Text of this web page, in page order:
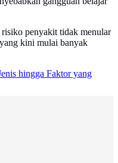
penyakit tidak menular
kini mulai banyak
hingga Faktor yang